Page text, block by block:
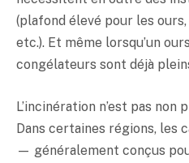
(plafond élevé pour les
etc.). Et même lorsqu’un
congélateurs sont déjà
L’incinération n’est pas
Dans certaines régions, les
— généralement conçus